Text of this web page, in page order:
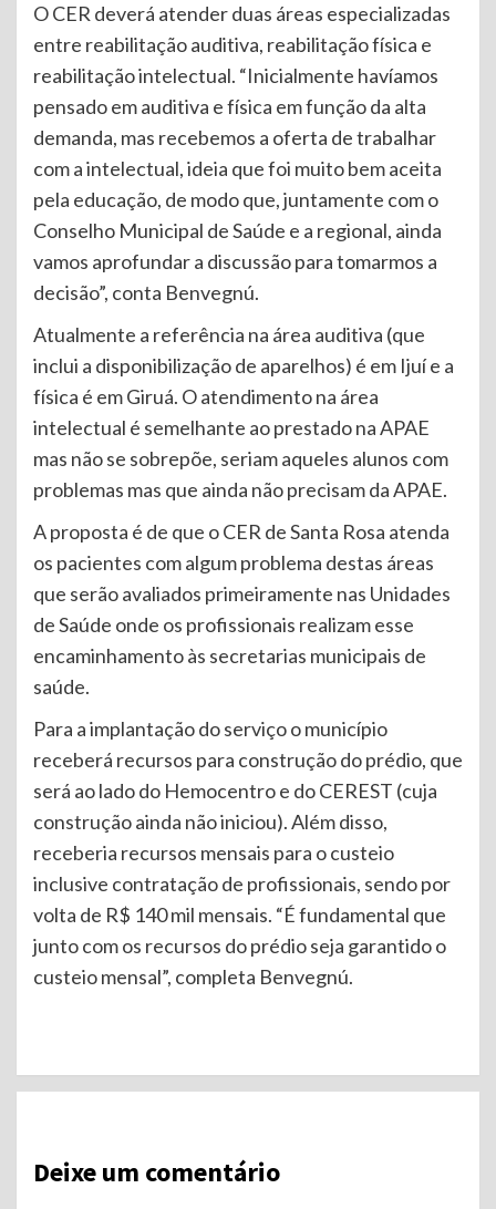
O CER deverá atender duas áreas especializadas
entre reabilitação auditiva, reabilitação física e
reabilitação intelectual. “Inicialmente havíamos
pensado em auditiva e física em função da alta
demanda, mas recebemos a oferta de trabalhar
com a intelectual, ideia que foi muito bem aceita
pela educação, de modo que, juntamente com o
Conselho Municipal de Saúde e a regional, ainda
vamos aprofundar a discussão para tomarmos a
decisão”, conta Benvegnú.
Atualmente a referência na área auditiva (que
inclui a disponibilização de aparelhos) é em Ijuí e a
física é em Giruá. O atendimento na área
intelectual é semelhante ao prestado na APAE
mas não se sobrepõe, seriam aqueles alunos com
problemas mas que ainda não precisam da APAE.
A proposta é de que o CER de Santa Rosa atenda
os pacientes com algum problema destas áreas
que serão avaliados primeiramente nas Unidades
de Saúde onde os profissionais realizam esse
encaminhamento às secretarias municipais de
saúde.
Para a implantação do serviço o município
receberá recursos para construção do prédio, que
será ao lado do Hemocentro e do CEREST (cuja
construção ainda não iniciou). Além disso,
receberia recursos mensais para o custeio
inclusive contratação de profissionais, sendo por
volta de R$ 140 mil mensais. “É fundamental que
junto com os recursos do prédio seja garantido o
custeio mensal”, completa Benvegnú.
Continue
Reading
Deixe um comentário